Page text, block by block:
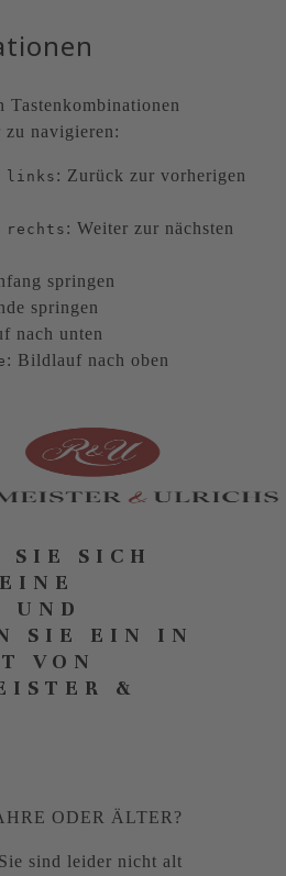
Tastenkombinationen
zu navigieren:
links: Zurück zur vorherigen
: Weiter zur nächsten
springen
springen
nach unten
: Bildlauf nach oben
SIE SICH
UND
SIE EIN IN
VON
&
ODER ÄLTER?
sind leider nicht alt